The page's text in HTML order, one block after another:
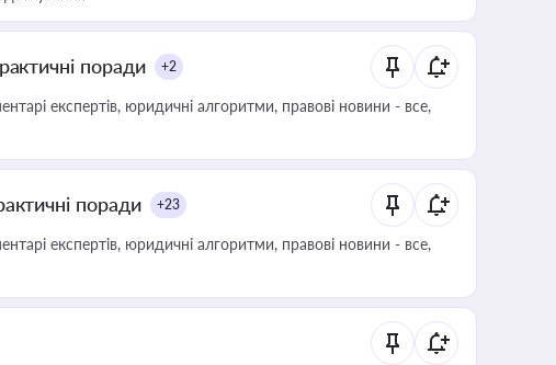
поради +2
експертів, юридичні алгоритми, правові новини - все,
поради +23
експертів, юридичні алгоритми, правові новини - все,